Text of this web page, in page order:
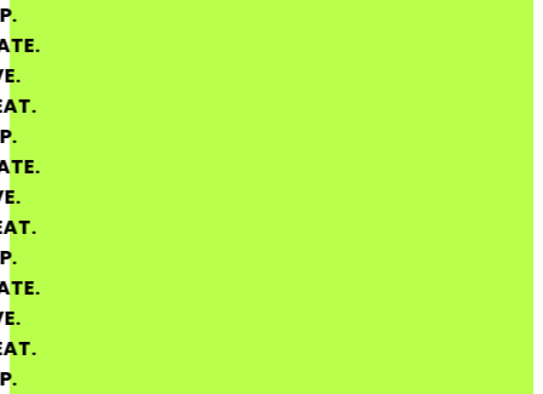
DROP.
CREATE.
MOVE.
REPEAT.
DROP.
CREATE.
MOVE.
REPEAT.
DROP.
CREATE.
MOVE.
REPEAT.
DROP.